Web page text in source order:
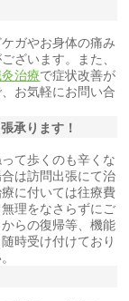
ガやお身体の痛み
ざいます。また、
治療で症状改善が
お気軽にお問い合
承ります！
て歩くのも辛くな
は訪問出張にて治
に付いては往療費
理をなさらずにご
らの復帰等、機能
随時受け付けており